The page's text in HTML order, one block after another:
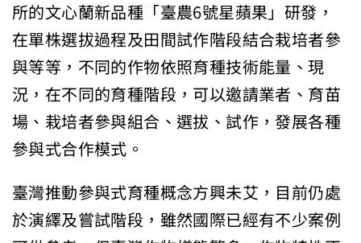
所的文心蘭新品種「臺農6號星蘋果」研發，
在單株選拔過程及田間試作階段結合栽培者參
與等等，不同的作物依照育種技術能量、現
況，在不同的育種階段，可以邀請業者、育苗
場、栽培者參與組合、選拔、試作，發展各種
參與式合作模式。
臺灣推動參與式育種概念方興未艾，目前仍處
於演繹及嘗試階段，雖然國際已經有不少案例